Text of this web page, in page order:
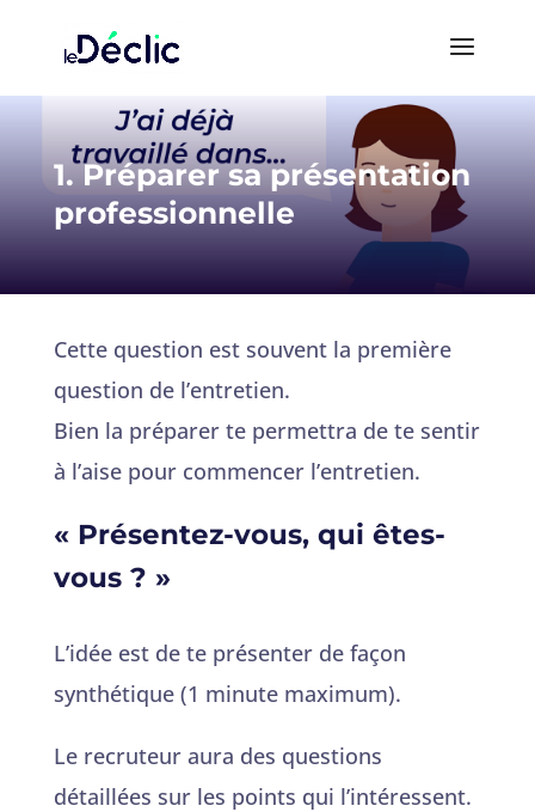
1. Préparer sa présentation
professionnelle
Cette question est souvent la première
question de l’entretien.
Bien la préparer te permettra de te sentir
à l’aise pour commencer l’entretien.
« Présentez-vous, qui êtes-
vous ? »
L’idée est de te présenter de façon
synthétique (1 minute maximum).
Le recruteur aura des questions
détaillées sur les points qui l’intéressent.